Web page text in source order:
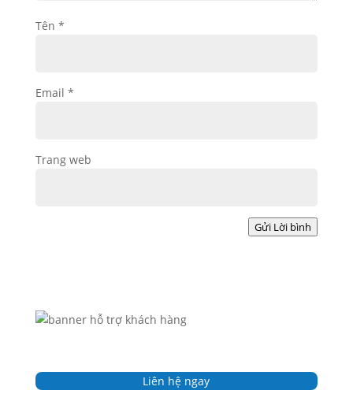
Tên *
Email *
Trang web
Gửi Lời bình
Liên hệ ngay